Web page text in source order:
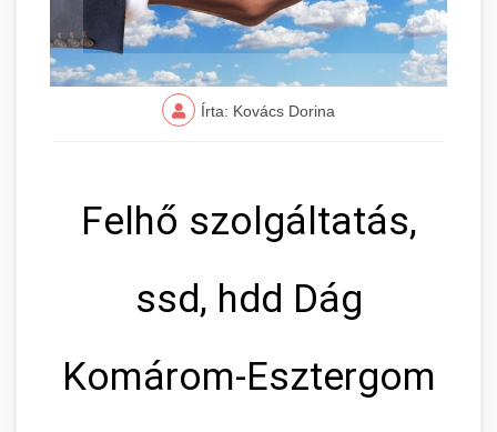
Írta: Kovács Dorina
Felhő szolgáltatás,
ssd, hdd Dág
Komárom-Esztergom